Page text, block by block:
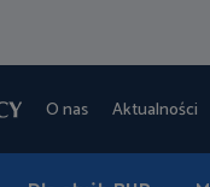
O nas Aktualności